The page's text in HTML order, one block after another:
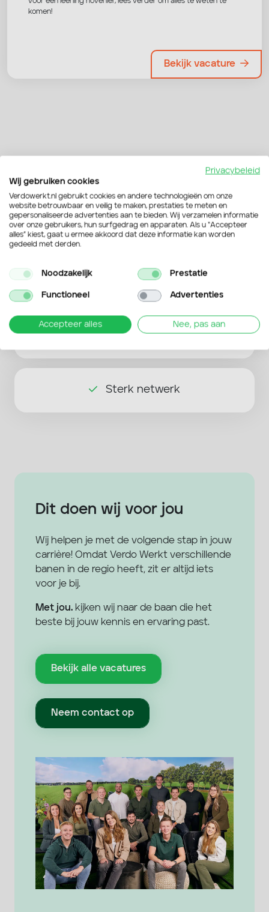
komen!
Bekijk vacature
Persoonlijk
Altijd dichtbij
Praktisch
Sterk netwerk
Dit doen wij voor jou
Wij helpen je met de volgende stap in jouw
carrière! Omdat Verdo Werkt verschillende
banen in de regio heeft, zit er altijd iets
voor je bij.
Met jou. kijken wij naar de baan die het
beste bij jouw kennis en ervaring past.
Bekijk alle vacatures
Neem contact op
Privacybeleid
Wij gebruiken cookies
Verdowerkt.nl gebruikt cookies en andere technologieën om onze
website betrouwbaar en veilig te maken, prestaties te meten en
gepersonaliseerde advertenties aan te bieden. Wij verzamelen informatie
over onze gebruikers, hun surfgedrag en apparaten. Als u “Accepteer
alles” kiest, gaat u ermee akkoord dat deze informatie kan worden
gedeeld met derden.
Noodzakelijk Prestatie
Functioneel Advertenties
Accepteer alles Nee, pas aan